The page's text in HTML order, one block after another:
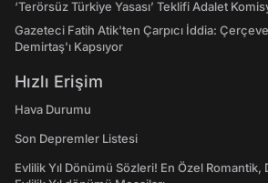
‘Terörsüz Türkiye Yasası’ Teklifi Adalet
Gazeteci Fatih Atik'ten Çarpıcı İddia:
Demirtaş'ı Kapsıyor
Hızlı Erişim
Hava Durumu
Son Depremler Listesi
Evlilik Yıl Dönümü Sözleri! En Özel Romantik,